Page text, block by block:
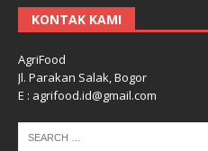
KONTAK KAMI
AgriFood
Jl. Parakan Salak, Bogor
E : agrifood.id@gmail.com